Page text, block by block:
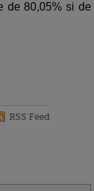
de 80,05% si de
RSS Feed